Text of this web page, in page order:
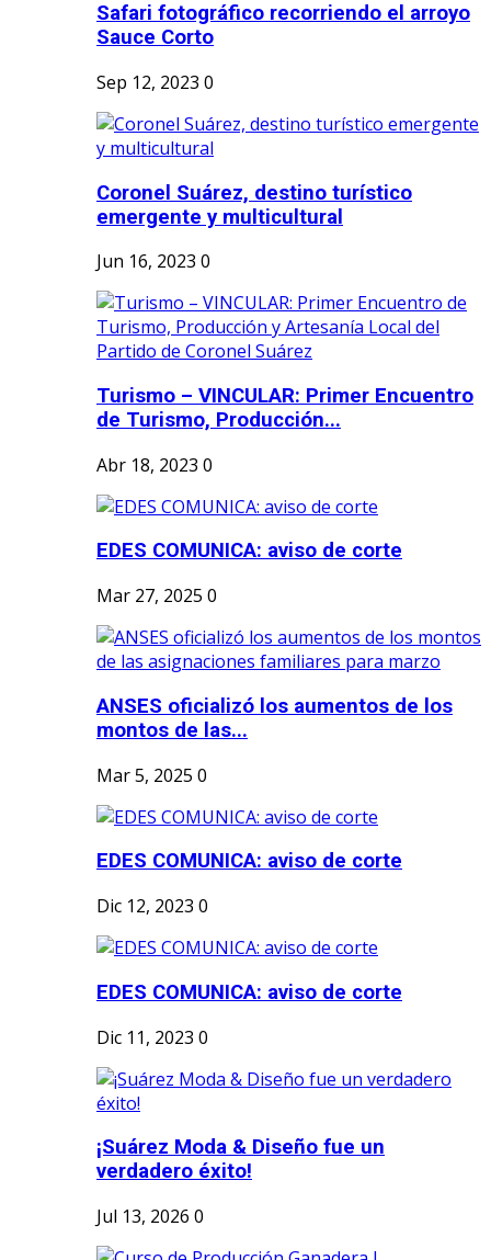
Safari fotográfico recorriendo el arroyo
Sauce Corto
Sep 12, 2023 0
Coronel Suárez, destino turístico
emergente y multicultural
Jun 16, 2023 0
Turismo – VINCULAR: Primer Encuentro
de Turismo, Producción...
Abr 18, 2023 0
EDES COMUNICA: aviso de corte
Mar 27, 2025 0
ANSES oficializó los aumentos de los
montos de las...
Mar 5, 2025 0
EDES COMUNICA: aviso de corte
Dic 12, 2023 0
EDES COMUNICA: aviso de corte
Dic 11, 2023 0
¡Suárez Moda & Diseño fue un
verdadero éxito!
Jul 13, 2026 0